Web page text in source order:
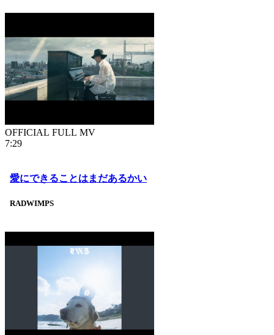
OFFICIAL FULL MV
7:29
愛にできることはまだあるかい
RADWIMPS